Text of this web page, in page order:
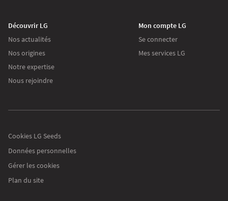
Découvrir LG
Nos actualités
Nos origines
Notre expertise
Nous rejoindre
Mon compte LG
Se connecter
Mes services LG
Cookies LG Seeds
Données personnelles
Gérer les cookies
Plan du site
de notre site. Ces informations nous aident à vous proposer
préférences par la suite, cliquez sur le lien 'Préférences de
le pied de page.
de confidentialité